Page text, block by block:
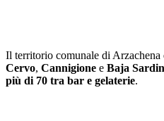
Il territorio comunale di
Cervo, Cannigione e Baja
più di 70 tra bar e gelaterie.